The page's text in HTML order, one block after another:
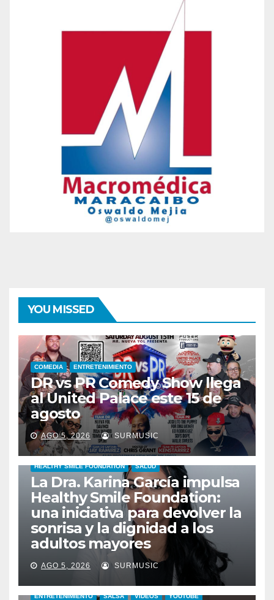
YOU MISSED
COMEDIA ENTRETENIMIENTO
DR vs PR Comedy Show llega
al United Palace este 15 de
agosto
AGO 5, 2026 SURMUSIC
HEALTHY SMILE FOUNDATION SALUD
La Dra. Karina García impulsa
Healthy Smile Foundation:
una iniciativa para devolver la
sonrisa y la dignidad a los
adultos mayores
AGO 5, 2026 SURMUSIC
ENTRETENIMIENTO SALSA VIDEOS YOUTUBE